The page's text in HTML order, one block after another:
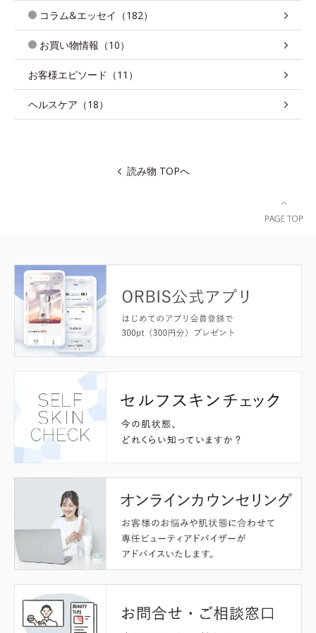
コラム&エッセイ（182）
お買い物情報（10）
お客様エピソード（11）
ヘルスケア（18）
読み物 TOPへ